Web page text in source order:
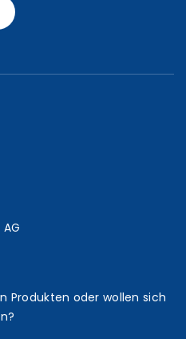
Produkten oder wollen sich